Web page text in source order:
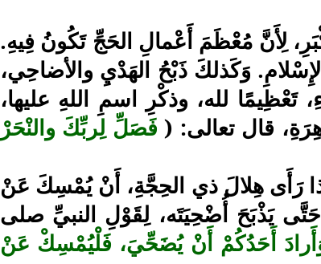
لِأَنَّ مُعْظَمَ أَعْمالِ الحَجِّ تَكُونُ فِيهِ.
وَكَذلكَ ذَبْحُ الهَدْيِ والأضاحِي،
تَعْظِيمًا لله، وذكْرِ اسمِ اللهِ عليها،
قال تعالى: ( فَصَلِّ لِربِّكَ والنْحَرْ
رَأَى هِلالَ ذي الحِجَّةِ، أَنْ يُمْسِكَ عَنْ
يَذْبَحَ أُضْحِيَتَه، لِقَوْلِ النبيِّ صلى
أَحَدُكُمْ أَنْ يُضَحِّيَ، فَلْيُمْسِكْ عَنْ